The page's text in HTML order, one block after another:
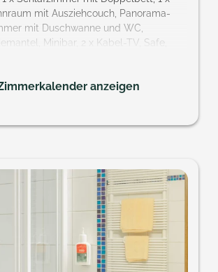
mit Ausziehcouch, Panorama-
mit Duschwanne und WC,
Minibar, 2 x Kabel-TV, Safe,
Familien und Paare, die getrennt
anzeigen